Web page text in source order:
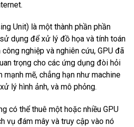
Unit) là một thành phần phần
dụng để xử lý đồ họa và tính toán
nghiệp và nghiên cứu, GPU đã
trọng cho các ứng dụng đòi hỏi
mẽ, chẳng hạn như machine
lý hình ảnh, và mô phỏng.
có thể thuê một hoặc nhiều GPU
vụ đám mây và truy cập vào nó